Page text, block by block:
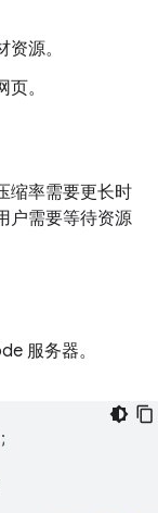
源。
。
缩率需要更长时
户需要等待资源
服务器。